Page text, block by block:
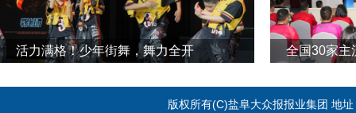
活力满格！少年街舞，舞力全开 全国30家主
版权所有(C)盐阜大众报报业集团 地